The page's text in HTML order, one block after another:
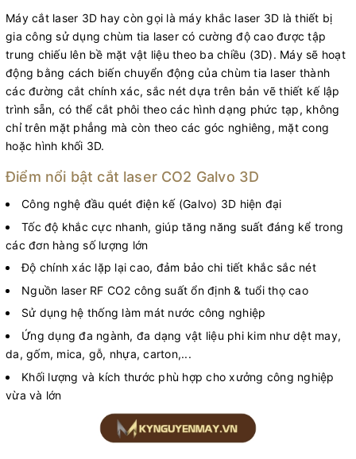
Máy cắt laser 3D hay còn gọi là máy khắc laser 3D là thiết bị
gia công sử dụng chùm tia laser có cường độ cao được tập
trung chiếu lên bề mặt vật liệu theo ba chiều (3D). Máy sẽ hoạt
động bằng cách biến chuyển động của chùm tia laser thành
các đường cắt chính xác, sắc nét dựa trên bản vẽ thiết kế lập
trình sẵn, có thể cắt phôi theo các hình dạng phức tạp, không
chỉ trên mặt phẳng mà còn theo các góc nghiêng, mặt cong
hoặc hình khối 3D.
Điểm nổi bật cắt laser CO2 Galvo 3D
Công nghệ đầu quét điện kế (Galvo) 3D hiện đại
Tốc độ khắc cực nhanh, giúp tăng năng suất đáng kể trong
các đơn hàng số lượng lớn
Độ chính xác lặp lại cao, đảm bảo chi tiết khắc sắc nét
Nguồn laser RF CO2 công suất ổn định & tuổi thọ cao
Sử dụng hệ thống làm mát nước công nghiệp
Ứng dụng đa ngành, đa dạng vật liệu phi kim như dệt may,
da, gốm, mica, gỗ, nhựa, carton,...
Khối lượng và kích thước phù hợp cho xưởng công nghiệp
vừa và lớn